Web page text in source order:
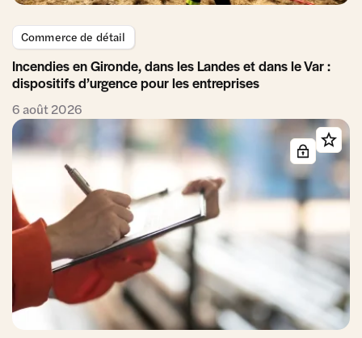
Commerce de détail
Incendies en Gironde, dans les Landes et dans le Var :
dispositifs d’urgence pour les entreprises
6 août 2026